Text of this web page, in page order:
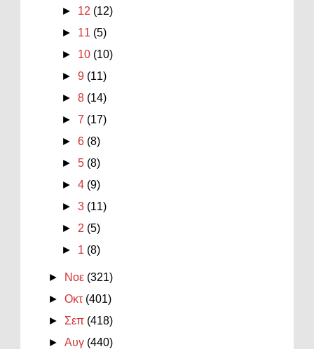
► 12 (12)
► 11 (5)
► 10 (10)
►9 (11)
►8 (14)
► 7 (17)
►6 (8)
►5 (8)
►4 (9)
►3 (11)
►2 (5)
► 1 (8)
► Νοε (321)
►Οκτ (401)
►Σεπ (418)
►Αυγ (440)